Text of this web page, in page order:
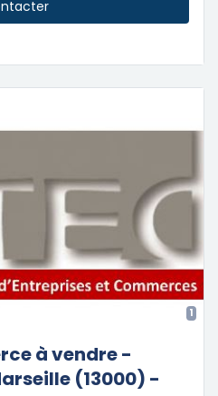
1
à vendre -
(13000) -